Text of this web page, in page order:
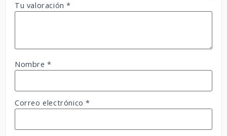
Tu valoración*
Nombre*
Correo electrónico*